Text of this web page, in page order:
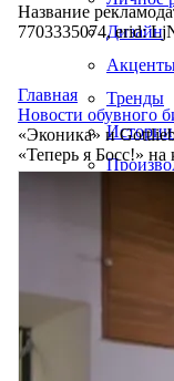
Дизайн
Тренды
Название
7703335074, erid:
Главная
Новости обувного
«Эконика» и
«Теперь я Босс!»